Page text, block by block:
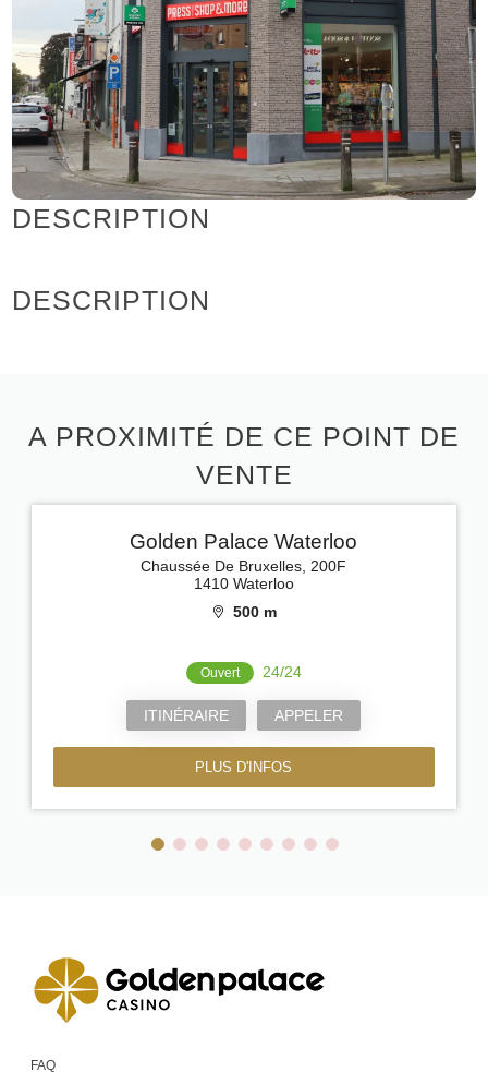
DESCRIPTION
DESCRIPTION
A PROXIMITÉ DE CE POINT DE
VENTE
Golden Palace Waterloo
Chaussée De Bruxelles, 200F
1410 Waterloo
500 m
Ouvert 24/24
ITINÉRAIRE APPELER
PLUS D'INFOS
FAQ